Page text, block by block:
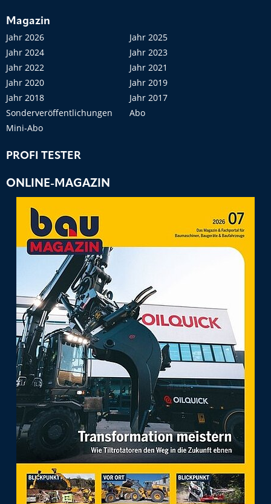
Magazin
Jahr 2026
Jahr 2025
Jahr 2024
Jahr 2023
Jahr 2022
Jahr 2021
Jahr 2020
Jahr 2019
Jahr 2018
Jahr 2017
Sonderveröffentlichungen
Abo
Mini-Abo
PROFI TESTER
ONLINE-MAGAZIN